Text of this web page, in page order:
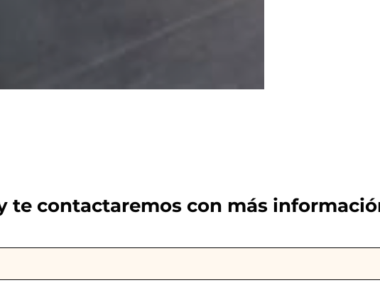
te contactaremos con más